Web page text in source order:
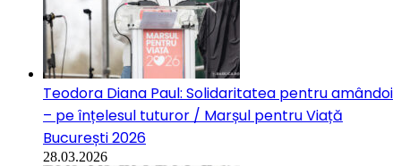
Teodora Diana Paul: Solidaritatea pentru amândoi
– pe înțelesul tuturor / Marșul pentru Viață
București 2026
28.03.2026